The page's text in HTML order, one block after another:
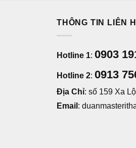
THÔNG TIN LIÊN
Hotline 1: 0903
Hotline 2: 0913
Địa Chỉ: số 159 Xa
Email :